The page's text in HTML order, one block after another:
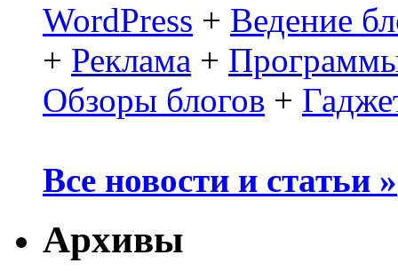
WordPress + Ведение
+ Реклама +
Обзоры блогов +
Все новости и статьи »
Архивы